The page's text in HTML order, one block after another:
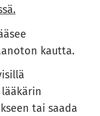
kautta.
tai saada